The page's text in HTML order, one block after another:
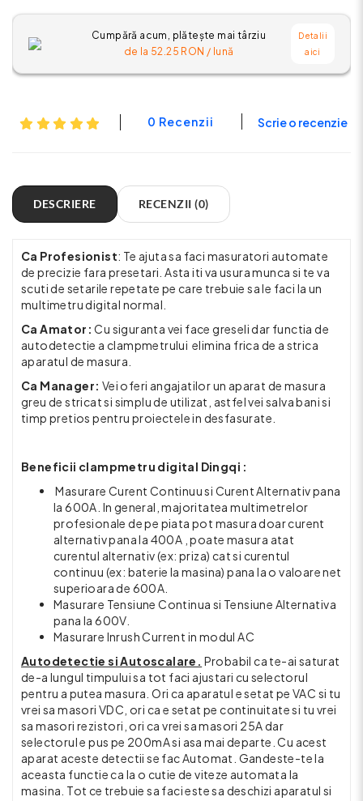
Cumpără acum, plătește mai târziu
de la 52.25 RON / lună
Detalii
aici
0 Recenzii Scrie o recenzie
DESCRIERE RECENZII (0)
Ca Profesionist: Te ajuta sa faci masuratori automate
de precizie fara presetari. Asta iti va usura munca si te va
scuti de setarile repetate pe care trebuie sa le faci la un
multimetru digital normal.
Ca Amator: Cu siguranta vei face greseli dar functia de
autodetectie a clampmetrului elimina frica de a strica
aparatul de masura.
Ca Manager: Vei oferi angajatilor un aparat de masura
greu de stricat si simplu de utilizat, astfel vei salva bani si
timp pretios pentru proiectele in desfasurate.
Beneficii clampmetru digital Dingqi :
Masurare Curent Continuu si Curent Alternativ pana
la 600A. In general, majoritatea multimetrelor
profesionale de pe piata pot masura doar curent
alternativ pana la 400A , poate masura atat
curentul alternativ (ex: priza) cat si curentul
continuu (ex: baterie la masina) pana la o valoare net
superioara de 600A.
Masurare Tensiune Continua si Tensiune Alternativa
pana la 600V.
Masurare Inrush Current in modul AC
Autodetectie si Autoscalare. Probabil ca te-ai saturat
de-a lungul timpului sa tot faci ajustari cu selectorul
pentru a putea masura. Ori ca aparatul e setat pe VAC si tu
vrei sa masori VDC, ori ca e setat pe continuitate si tu vrei
sa masori rezistori, ori ca vrei sa masori 25A dar
selectorul e pus pe 200mA si asa mai departe. Cu acest
aparat aceste detectii se fac Automat. Gandeste-te la
aceasta functie ca la o cutie de viteze automata la
masina. Tot ce trebuie sa faci este sa deschizi aparatul si